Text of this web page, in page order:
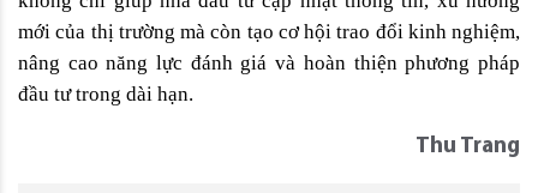
mới của thị trường mà còn tạo cơ hội trao đổi kinh nghiệm,
nâng cao năng lực đánh giá và hoàn thiện phương pháp
đầu tư trong dài hạn.
Thu Trang